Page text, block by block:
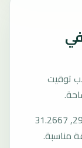
توقيت
المرجع العام للمدينة يستخدم إحداثيات 29.8500, 31.2667
مناسبة.